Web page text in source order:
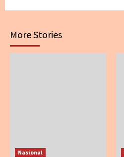
More Stories
Nasional